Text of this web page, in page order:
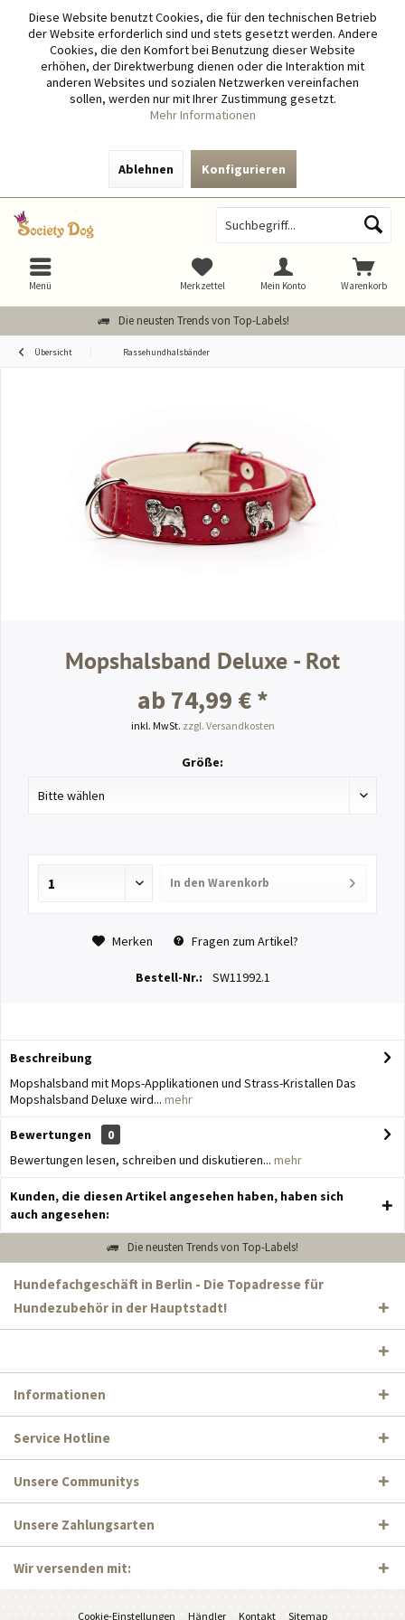
Diese Website benutzt Cookies, die für den technischen Betrieb
der Website erforderlich sind und stets gesetzt werden. Andere
Cookies, die den Komfort bei Benutzung dieser Website
erhöhen, der Direktwerbung dienen oder die Interaktion mit
anderen Websites und sozialen Netzwerken vereinfachen
sollen, werden nur mit Ihrer Zustimmung gesetzt.
Mehr Informationen
Ablehnen Konfigurieren
Die neusten Trends von Top-Labels!
Warenkorb
Merkzettel Mein Konto
Menü
Übersicht Rassehundhalsbänder
Mopshalsband Deluxe - Rot
ab 74,99 € *
inkl. MwSt. zzgl. Versandkosten
Größe:
In den Warenkorb
Merken Fragen zum Artikel?
Bestell-Nr.: SW11992.1
Beschreibung
Mopshalsband mit Mops-Applikationen und Strass-Kristallen Das
Mopshalsband Deluxe wird... mehr
Bewertungen
0
Bewertungen lesen, schreiben und diskutieren... mehr
Kunden, die diesen Artikel angesehen haben, haben sich
auch angesehen:
Die neusten Trends von Top-Labels!
Hundefachgeschäft in Berlin - Die Topadresse für
Hundezubehör in der Hauptstadt!
Informationen
Service Hotline
Unsere Communitys
Unsere Zahlungsarten
Wir versenden mit:
Cookie-Einstellungen Händler Kontakt Sitemap